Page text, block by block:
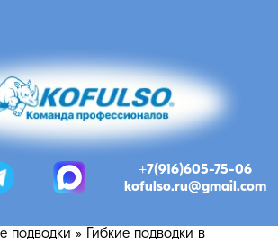
+7(916)605-75-06
kofulso.ru@gmail.com
подводки » Гибкие подводки в